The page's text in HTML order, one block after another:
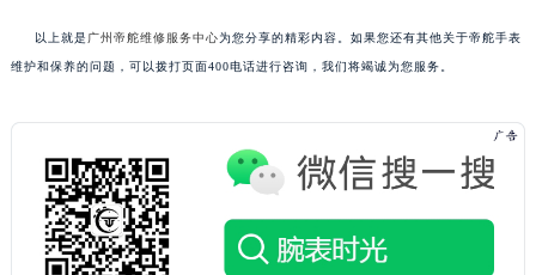
以上就是 广州帝舵维修服务中心为您分享的精彩内容。如果您还有其他关于帝舵手表
维护和保养的问题，可以拨打页面400电话进行咨询，我们将竭诚为您服务。